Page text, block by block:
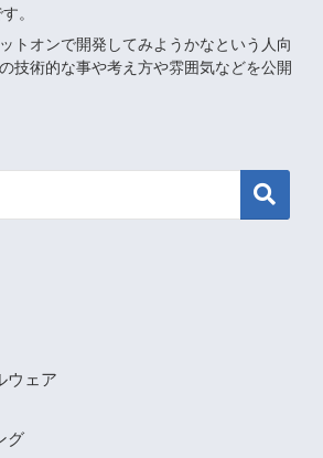
。
トオンで開発してみようかなという人向
技術的な事や考え方や雰囲気などを公開
ウェア
グ